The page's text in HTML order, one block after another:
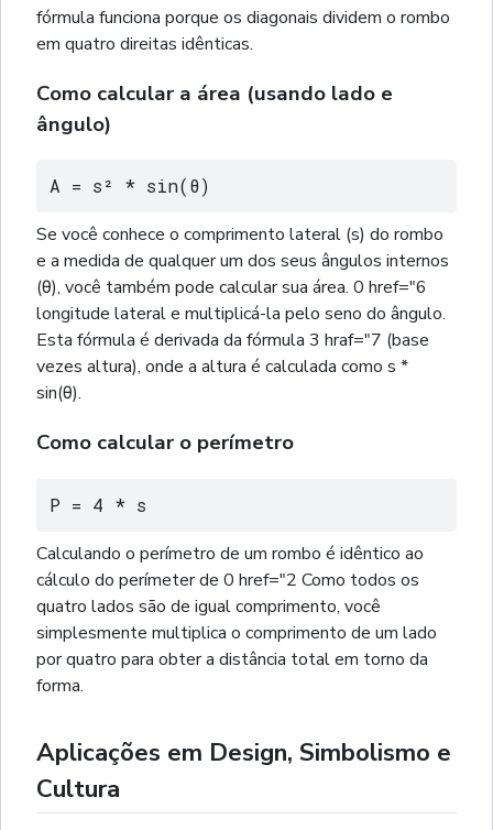
fórmula funciona porque os diagonais dividem o rombo
em quatro direitas idênticas.
Como calcular a área (usando lado e
ângulo)
A = s² * sin(θ)
Se você conhece o comprimento lateral (s) do rombo
e a medida de qualquer um dos seus ângulos internos
(θ), você também pode calcular sua área. 0 href="6
longitude lateral e multiplicá-la pelo seno do ângulo.
Esta fórmula é derivada da fórmula 3 hraf="7 (base
vezes altura), onde a altura é calculada como s *
sin(θ).
Como calcular o perímetro
P = 4 * s
Calculando o perímetro de um rombo é idêntico ao
cálculo do perímeter de 0 href="2 Como todos os
quatro lados são de igual comprimento, você
simplesmente multiplica o comprimento de um lado
por quatro para obter a distância total em torno da
forma.
Aplicações em Design, Simbolismo e
Cultura